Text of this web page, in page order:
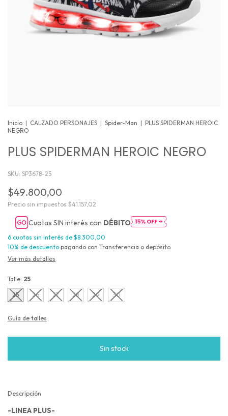
Inicio | CALZADO PERSONAJES | Spider-Man | PLUS SPIDERMAN HEROIC
NEGRO
PLUS SPIDERMAN HEROIC NEGRO
SKU: SP3678-25
$49.800,00
Precio sin impuestos $41.157,02
Cuotas SIN interés con DÉBITO
6 cuotas sin interés de $8.300,00
10% de descuento pagando con Transferencia o depósito
Ver más detalles
Talle: 25
25 26 27 28 29 30
Guía de talles
Descripción
-LINEA PLUS-